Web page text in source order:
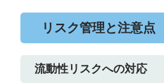
リスク管理と注意点
流動性リスクへの対応